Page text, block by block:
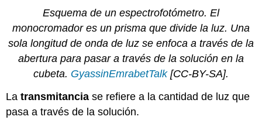
Esquema de un espectrofotómetro. El
monocromador es un prisma que divide la luz. Una
sola longitud de onda de luz se enfoca a través de la
abertura para pasar a través de la solución en la
cubeta. GyassinEmrabetTalk [CC-BY-SA].
Latransmitancia se refiere a la cantidad de luz que
pasa a través de la solución.